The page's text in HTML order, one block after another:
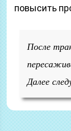
повысить
После
Далее